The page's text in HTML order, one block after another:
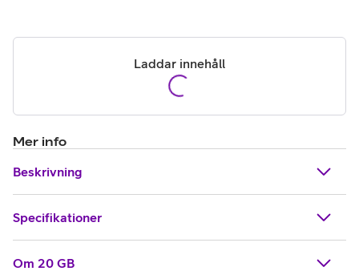
Laddar innehåll
Mer info
Beskrivning
Specifikationer
Om 20 GB